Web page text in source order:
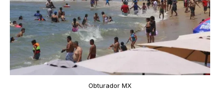
Obturador MX